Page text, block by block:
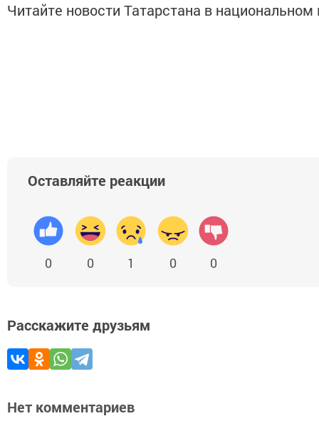
Читайте новости Татарстана в
Оставляйте реакции
0 0 1 0 0
Расскажите друзьям
Нет комментариев